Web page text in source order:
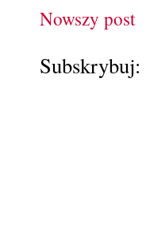
Nowszy post
Subskrybuj: